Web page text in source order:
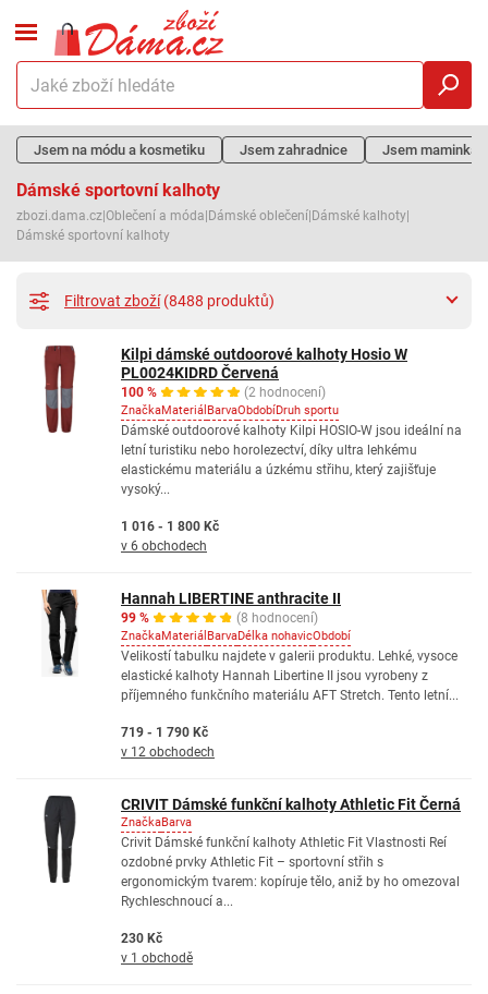
Jsem na módu a kosmetiku Jsem zahradnice Jsem maminka
Dámské sportovní kalhoty
zbozi.dama.cz Oblečení a móda Dámské oblečení Dámské kalhoty
Dámské sportovní kalhoty
Kilpi dámské outdoorové kalhoty Hosio W
PL0024KIDRD Červená
100 % (2 hodnocení)
ZnačkaMateriál BarvaObdobíDruh sportu
Dámské outdoorové kalhoty Kilpi HOSIO-W jsou ideální na
letní turistiku nebo horolezectví, díky ultra lehkému
elastickému materiálu a úzkému střihu, který zajišťuje
vysoký...
1 016 - 1 800 Kč
v 6 obchodech
Hannah LIBERTINE anthracite II
99 % (8 hodnocení)
ZnačkaMateriál BarvaDélka nohavicObdobí
Velikostí tabulku najdete v galerii produktu. Lehké, vysoce
elastické kalhoty Hannah Libertine II jsou vyrobeny z
příjemného funkčního materiálu AFT Stretch. Tento letní...
719 - 1 790 Kč
v 12 obchodech
CRIVIT Dámské funkční kalhoty Athletic Fit Černá
ZnačkaBarva
Crivit Dámské funkční kalhoty Athletic Fit Vlastnosti Reí
ozdobné prvky Athletic Fit – sportovní střih s
ergonomickým tvarem: kopíruje tělo, aniž by ho omezoval
Rychleschnoucí a...
230 Kč
v 1 obchodě
Filtrovat zboží (8488 produktů)